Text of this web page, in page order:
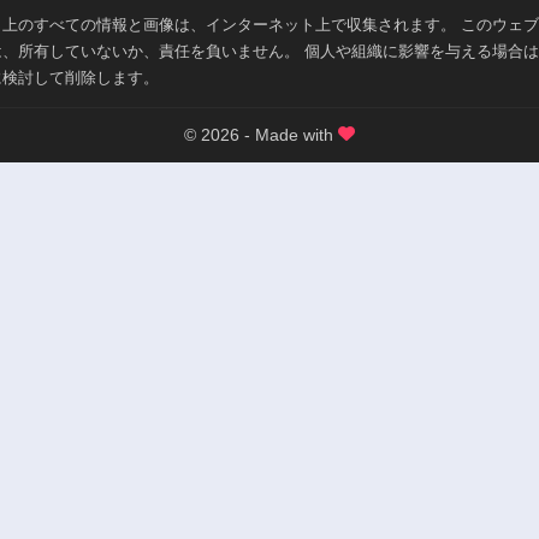
のすべての情報と画像は、インターネット上で収集されます。 このウェ
所有していないか、責任を負いません。 個人や組織に影響を与える場合
討して削除します。
© 2026 - Made with